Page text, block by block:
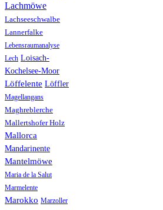
Lachmöwe
Lachseeschwalbe
Lannerfalke
Lebensraumanalyse
Lech Loisach-
Kochelsee-Moor
Löffelente Löffler
Magellangans
Maghreblerche
Mallertshofer Holz
Mallorca
Mandarinente
Mantelmöwe
Maria de la Salut
Marmelente
Marokko Marzoller